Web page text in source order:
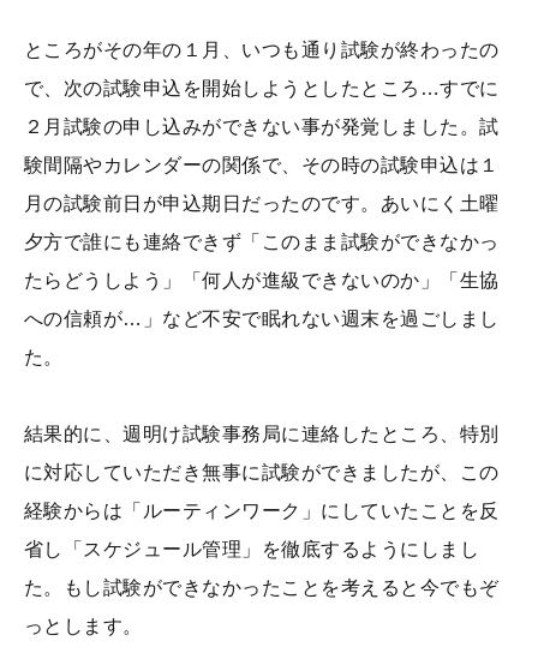
ところがその年の１月、いつも通り試験が終わったの
で、次の試験申込を開始しようとしたところ…すでに
２月試験の申し込みができない事が発覚しました。試
験間隔やカレンダーの関係で、その時の試験申込は１
月の試験前日が申込期日だったのです。あいにく土曜
夕方で誰にも連絡できず「このまま試験ができなかっ
たらどうしよう」「何人が進級できないのか」「生協
への信頼が…」など不安で眠れない週末を過ごしまし
た。
結果的に、週明け試験事務局に連絡したところ、特別
に対応していただき無事に試験ができましたが、この
経験からは「ルーティンワーク」にしていたことを反
省し「スケジュール管理」を徹底するようにしまし
た。もし試験ができなかったことを考えると今でもぞ
っとします。